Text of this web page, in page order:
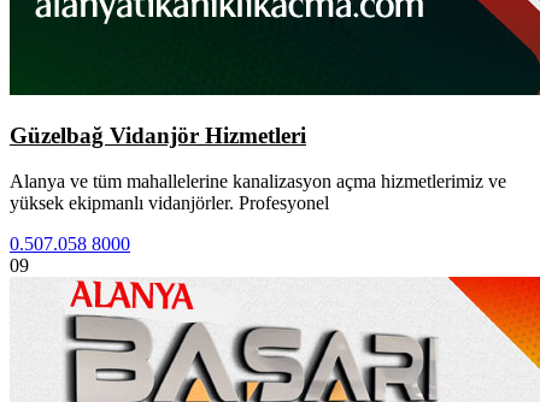
Güzelbağ Vidanjör Hizmetleri
Alanya ve tüm mahallelerine kanalizasyon açma hizmetlerimiz ve
yüksek ekipmanlı vidanjörler. Profesyonel
0.507.058 8000
09